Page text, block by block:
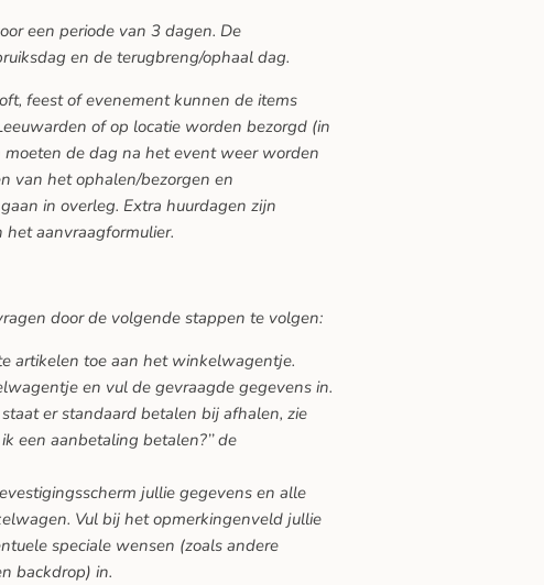
een periode van 3 dagen. De
en de terugbreng/ophaal dag.
feest of evenement kunnen de items
of op locatie worden bezorgd (in
moeten de dag na het event weer worden
van het ophalen/bezorgen en
in overleg. Extra huurdagen zijn
aanvraagformulier.
door de volgende stappen te volgen:
artikelen toe aan het winkelwagentje.
en vul de gevraagde gegevens in.
er standaard betalen bij afhalen, zie
een aanbetaling betalen?’’ de
jullie gegevens en alle
Vul bij het opmerkingenveld jullie
speciale wensen (zoals andere
backdrop) in.